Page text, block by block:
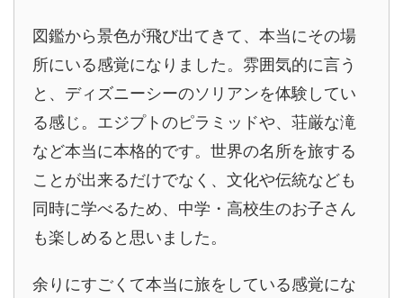
図鑑から景色が飛び出てきて、本当にその場
所にいる感覚になりました。雰囲気的に言う
と、ディズニーシーのソリアンを体験してい
る感じ。エジプトのピラミッドや、荘厳な滝
など本当に本格的です。世界の名所を旅する
ことが出来るだけでなく、文化や伝統なども
同時に学べるため、中学・高校生のお子さん
も楽しめると思いました。
余りにすごくて本当に旅をしている感覚にな